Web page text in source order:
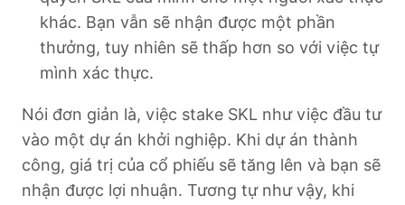
khác. Bạn vẫn sẽ nhận được một phần
thưởng, tuy nhiên sẽ thấp hơn so với việc tự
mình xác thực.
Nói đơn giản là, việc stake SKL như việc đầu tư
vào một dự án khởi nghiệp. Khi dự án thành
công, giá trị của cổ phiếu sẽ tăng lên và bạn sẽ
nhận được lợi nhuận. Tương tự như vậy, khi